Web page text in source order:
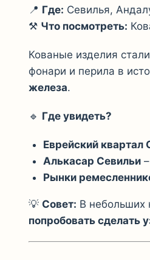
📍 Где: Севилья,
⚒️ Что посмотреть:
Кованые изделия стали
фонари и перила в
железа.
🔹 Где увидеть?
Еврейский
Алькасар Севильи
Рынки
💡 Совет: В небольших
попробовать сделать